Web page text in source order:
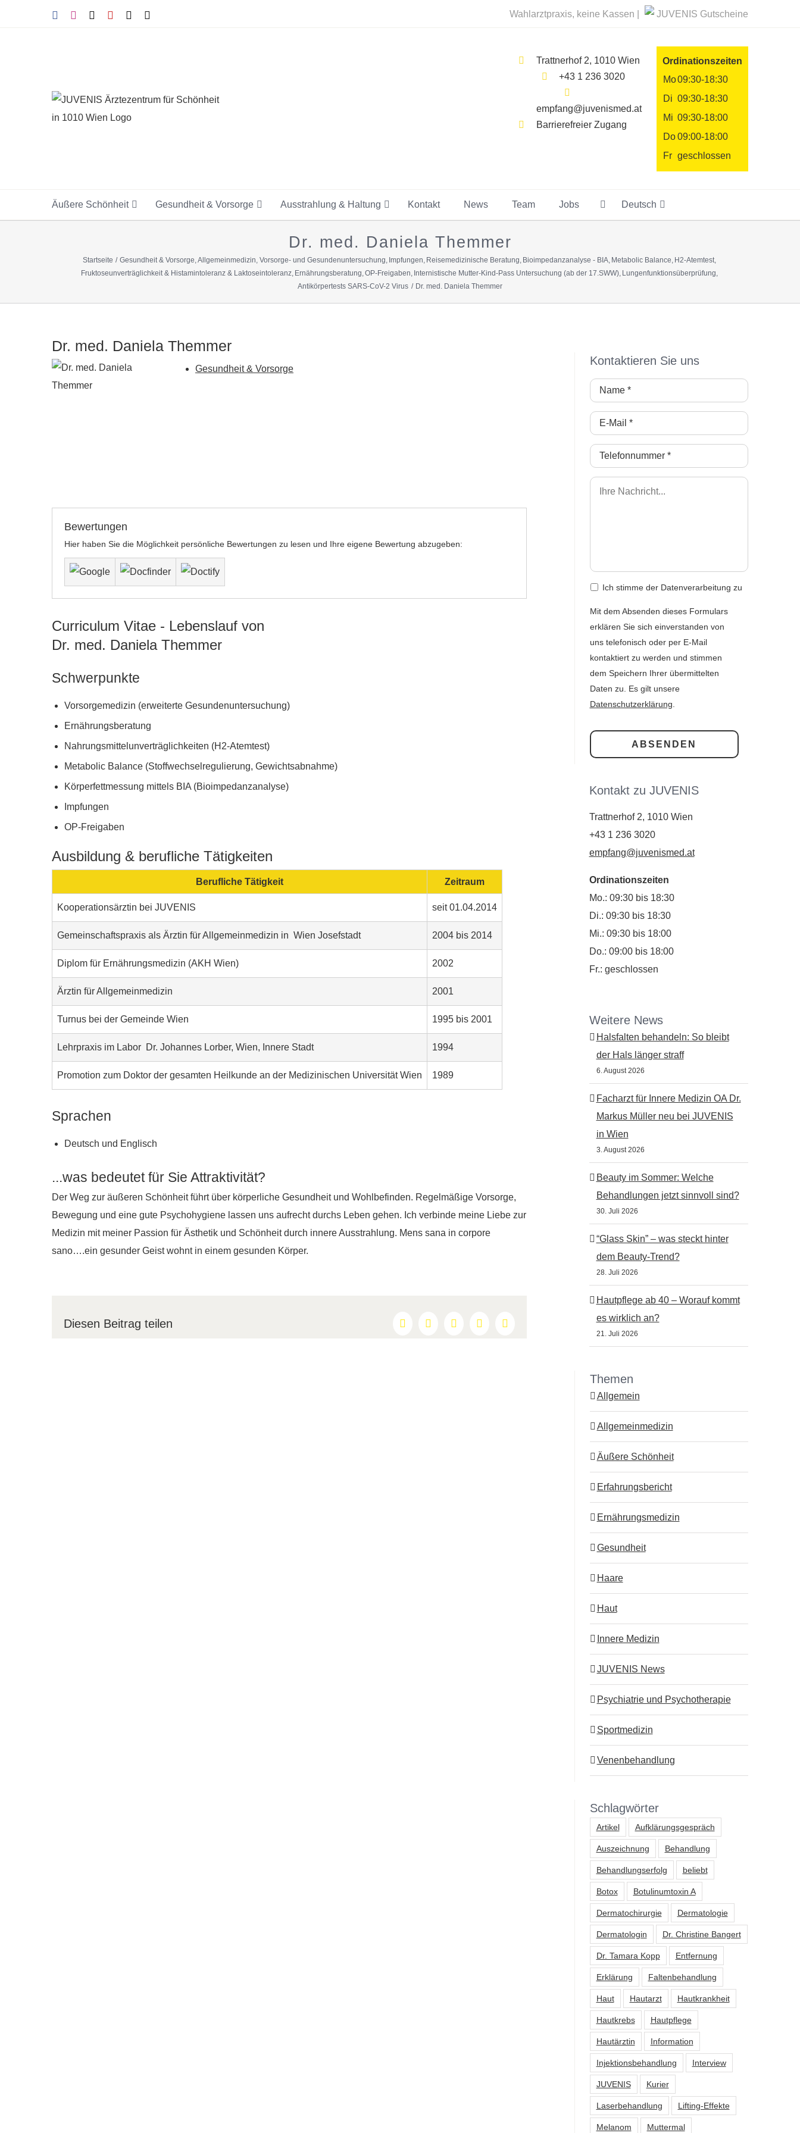
FacebookInstagram
Tiktok YouTube Wahlarztpraxis, keine Kassen | JUVENIS Gutscheine
Ordinationszeiten
Mo09:30-18:30
Di 09:30-18:30
Mi 09:30-18:00
Do09:00-18:00
Fr geschlossen
Trattnerhof 2, 1010 Wien
+43 1 236 3020
empfang@juvenismed.at
Barrierefreier Zugang
Äußere Schönheit Gesundheit & Vorsorge Ausstrahlung & Haltung Kontakt News Team Jobs Deutsch
Dr. med. Daniela Themmer
Startseite Gesundheit & Vorsorge Allgemeinmedizin Vorsorge- und Gesundenuntersuchung Impfungen Reisemedizinische Beratung Bioimpedanzanalyse - BIA Metabolic Balance H2-Atemtest
Fruktoseunverträglichkeit & Histamintoleranz & Laktoseintoleranz Ernährungsberatung OP-Freigaben Internistische Mutter-Kind-Pass Untersuchung (ab der 17.SWW) Lungenfunktionsüberprüfung
Antikörpertests SARS-CoV-2 Virus
Dr. med. Daniela Themmer
Dr. med. Daniela Themmer
Gesundheit & Vorsorge
Bewertungen
Hier haben Sie die Möglichkeit persönliche Bewertungen zu lesen und Ihre eigene Bewertung abzugeben:
Curriculum Vitae - Lebenslauf von
Dr. med. Daniela Themmer
Schwerpunkte
Vorsorgemedizin (erweiterte Gesundenuntersuchung)
Ernährungsberatung
Nahrungsmittelunverträglichkeiten (H2-Atemtest)
Metabolic Balance (Stoffwechselregulierung, Gewichtsabnahme)
Körperfettmessung mittels BIA (Bioimpedanzanalyse)
Impfungen
OP-Freigaben
Ausbildung & berufliche Tätigkeiten
Berufliche Tätigkeit Zeitraum
Kooperationsärztin bei JUVENIS seit 01.04.2014
Gemeinschaftspraxis als Ärztin für Allgemeinmedizin in Wien Josefstadt 2004 bis 2014
Diplom für Ernährungsmedizin (AKH Wien) 2002
Ärztin für Allgemeinmedizin 2001
Turnus bei der Gemeinde Wien 1995 bis 2001
Lehrpraxis im Labor Dr. Johannes Lorber, Wien, Innere Stadt 1994
Promotion zum Doktor der gesamten Heilkunde an der Medizinischen Universität Wien 1989
Sprachen
Deutsch und Englisch
...was bedeutet für Sie Attraktivität?
Der Weg zur äußeren Schönheit führt über körperliche Gesundheit und Wohlbefinden. Regelmäßige Vorsorge,
Bewegung und eine gute Psychohygiene lassen uns aufrecht durchs Leben gehen. Ich verbinde meine Liebe zur
Medizin mit meiner Passion für Ästhetik und Schönheit durch innere Ausstrahlung. Mens sana in corpore
sano….ein gesunder Geist wohnt in einem gesunden Körper.
Diesen Beitrag teilen Facebook
X RedditLinkedInPinterest
Kontaktieren Sie uns
Ich stimme der Datenverarbeitung zu
Mit dem Absenden dieses Formulars
erklären Sie sich einverstanden von
uns telefonisch oder per E-Mail
kontaktiert zu werden und stimmen
dem Speichern Ihrer übermittelten
Daten zu. Es gilt unsere
Datenschutzerklärung
Kontakt zu JUVENIS
Trattnerhof 2, 1010 Wien
+43 1 236 3020
empfang@juvenismed.at
Ordinationszeiten
Mo.: 09:30 bis 18:30
Di.: 09:30 bis 18:30
Mi.: 09:30 bis 18:00
Do.: 09:00 bis 18:00
Fr.: geschlossen
Weitere News
Halsfalten behandeln: So bleibt
der Hals länger straff
6. August 2026
Facharzt für Innere Medizin OA Dr.
Markus Müller neu bei JUVENIS
in Wien
3. August 2026
Beauty im Sommer: Welche
Behandlungen jetzt sinnvoll sind?
30. Juli 2026
“Glass Skin” – was steckt hinter
dem Beauty-Trend?
28. Juli 2026
Hautpflege ab 40 – Worauf kommt
es wirklich an?
21. Juli 2026
Themen
Allgemein
Allgemeinmedizin
Äußere Schönheit
Erfahrungsbericht
Ernährungsmedizin
Gesundheit
Haare
Haut
Innere Medizin
JUVENIS News
Psychiatrie und Psychotherapie
Sportmedizin
Venenbehandlung
Schlagwörter
Artikel Aufklärungsgespräch
Auszeichnung Behandlung
Behandlungserfolg beliebt
Botox Botulinumtoxin A
Dermatochirurgie Dermatologie
Dermatologin Dr. Christine Bangert
Dr. Tamara Kopp Entfernung
Erklärung Faltenbehandlung
Haut Hautarzt Hautkrankheit
Hautkrebs Hautpflege
Hautärztin Information
Injektionsbehandlung Interview
JUVENIS Kurier
Laserbehandlung Lifting-Effekte
Melanom Muttermal